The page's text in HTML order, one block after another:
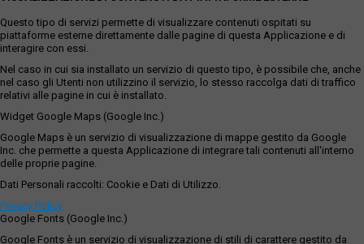
Questo tipo di servizi permette di visualizzare contenuti ospitati su
piattaforme esterne direttamente dalle pagine di questa Applicazione e di
interagire con essi.
Nel caso in cui sia installato un servizio di questo tipo, è possibile che, anche
nel caso gli Utenti non utilizzino il servizio, lo stesso raccolga dati di traffico
relativi alle pagine in cui è installato.
Widget Google Maps (Google Inc.)
Google Maps è un servizio di visualizzazione di mappe gestito da Google
Inc. che permette a questa Applicazione di integrare tali contenuti all'interno
delle proprie pagine.
Dati Personali raccolti: Cookie e Dati di Utilizzo.
Privacy Policy
Google Fonts (Google Inc.)
Google Fonts è un servizio di visualizzazione di stili di carattere gestito da